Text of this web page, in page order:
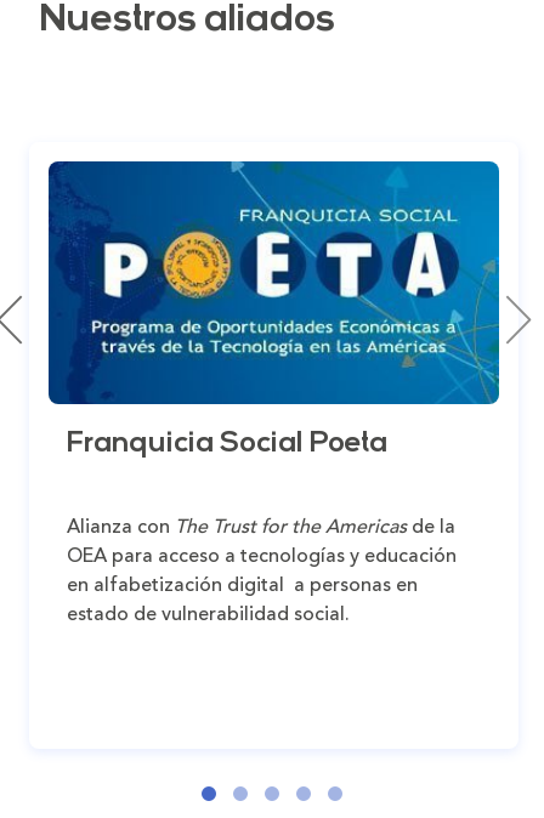
Nuestros aliados
Franquicia Social Poeta
Alianza con The Trust for the Americasde la
OEA para acceso a tecnologías y educación
en alfabetización digital a personas en
estado de vulnerabilidad social.